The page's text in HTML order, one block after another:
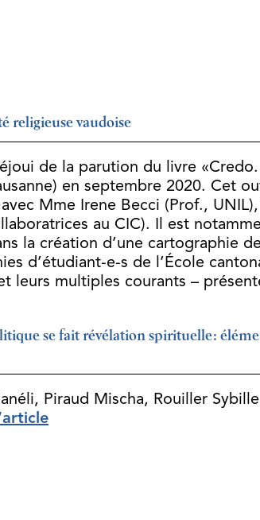
religieuse vaudoise
de la parution du livre
en septembre 2020. Cet
Mme Irene Becci (Prof.,
au CIC). Il est
la création d’une cartographie
d’étudiant-e-s de l’École
leurs multiples courants –
se fait révélation spirituelle:
Piraud Mischa, Rouiller